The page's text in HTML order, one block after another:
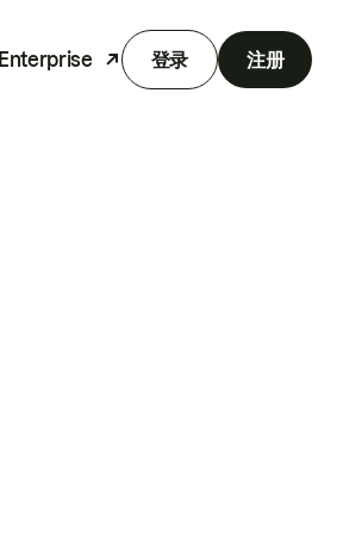
Enterprise 登录 注册